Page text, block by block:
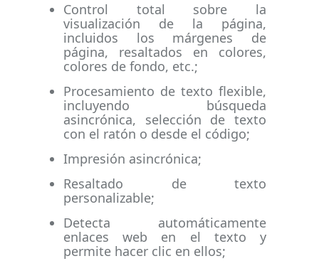
Control total sobre la
visualización de la página,
incluidos los márgenes de
página, resaltados en colores,
colores de fondo, etc.;
Procesamiento de texto flexible,
incluyendo búsqueda
asincrónica, selección de texto
con el ratón o desde el código;
Impresión asincrónica;
Resaltado de texto
personalizable;
Detecta automáticamente
enlaces web en el texto y
permite hacer clic en ellos;